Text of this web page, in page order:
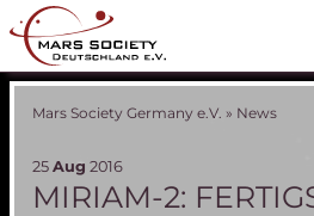
Mars Society Germany e.V. » News
25 Aug 2016
MIRIAM-2: